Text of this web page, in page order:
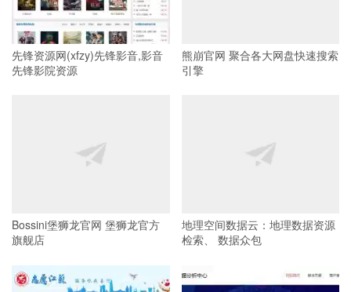
先锋资源网(xfzy)先锋影音,影音
先锋影院资源
熊崩官网 聚合各大网盘快速搜索
引擎
Bossini堡狮龙官网 堡狮龙官方
旗舰店
地理空间数据云：地理数据资源
检索、 数据众包